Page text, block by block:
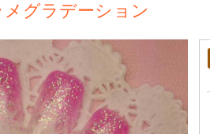
メグラデーション